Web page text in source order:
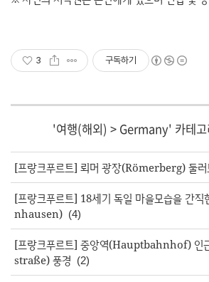
3 구독하기
'여행(해외) > Germany' 카테
[프랑크푸르트] 뢰머 광장(Römerberg) 둘러
[프랑크푸르트] 18세기 독일 마을모습을 간
nhausen) (4)
[프랑크푸르트] 중앙역(Hauptbahnhof) 인
straße) 풍경 (2)